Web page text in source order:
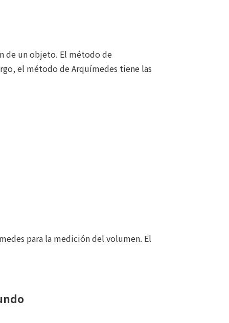
de un objeto. El método de
el método de Arquímedes tiene las
para la medición del volumen. El